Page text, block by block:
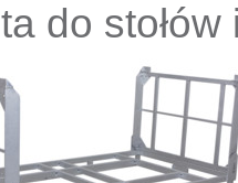
do stołów